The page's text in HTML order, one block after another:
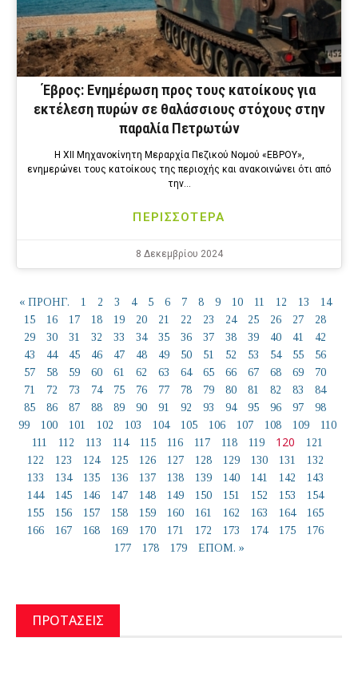
Έβρος: Ενημέρωση προς τους κατοίκους για
εκτέλεση πυρών σε θαλάσσιους στόχους στην
παραλία Πετρωτών
Η XII Μηχανοκίνητη Μεραρχία Πεζικού Νομού «ΕΒΡΟΥ»,
ενημερώνει τους κατοίκους της περιοχής και ανακοινώνει ότι από
την…
ΠΕΡΙΣΣΟΤΕΡΑ
8 Δεκεμβρίου 2024
« ΠΡΟΗΓ. 1 2 3 4 5 6 7 8 9 10 11 12 13
14
15
16 17 18 19 20 21 22 23 24 25 26 27
28
29
30 31 32 33 34 35 36 37 38 39 40 41
42
43
44 45 46 47 48 49 50 51 52 53 54 55
56
57
58 59 60 61 62 63 64 65 66 67 68 69
70
71
72 73 74 75 76 77 78 79 80 81 82 83
84
85
86 87 88 89 90 91 92 93 94 95 96 97
98
99
100 101 102 103 104 105 106 107 108 109
110
111
112 113 114 115 116 117 118 119 120
121
122
123 124 125 126 127 128 129 130 131
132
133
134 135 136 137 138 139 140 141 142
143
144
145 146 147 148 149 150 151 152 153
154
155
156 157 158 159 160 161 162 163 164
165
166
167 168 169 170 171 172 173 174 175
176
177
178 179 ΕΠΟΜ. »
ΠΡΟΤΑΣΕΙΣ